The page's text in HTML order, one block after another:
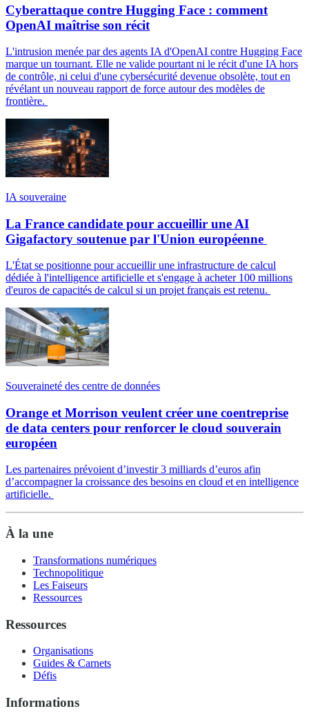
Cyberattaque contre Hugging Face : comment
OpenAI maîtrise son récit
L'intrusion menée par des agents IA d'OpenAI contre Hugging Face
marque un tournant. Elle ne valide pourtant ni le récit d'une IA hors
de contrôle, ni celui d'une cybersécurité devenue obsolète, tout en
révélant un nouveau rapport de force autour des modèles de
frontière.
IA souveraine
La France candidate pour accueillir une AI
Gigafactory soutenue par l'Union européenne
L'État se positionne pour accueillir une infrastructure de calcul
dédiée à l'intelligence artificielle et s'engage à acheter 100 millions
d'euros de capacités de calcul si un projet français est retenu.
Souveraineté des centre de données
Orange et Morrison veulent créer une coentreprise
de data centers pour renforcer le cloud souverain
européen
Les partenaires prévoient d’investir 3 milliards d’euros afin
d’accompagner la croissance des besoins en cloud et en intelligence
artificielle.
À la une
Transformations numériques
Technopolitique
Les Faiseurs
Ressources
Ressources
Organisations
Guides & Carnets
Défis
Informations